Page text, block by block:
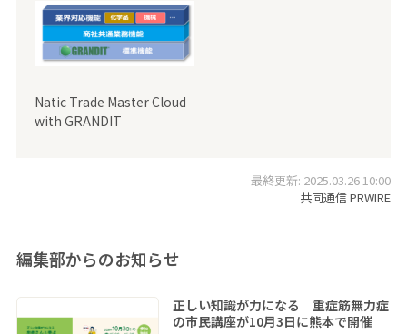
Natic Trade Master Cloud
with GRANDIT
最終更新: 2025.03.26 10:00
共同通信 PRWIRE
編集部からのお知らせ
正しい知識が力になる 重症筋無力症
の市民講座が10月3日に熊本で開催